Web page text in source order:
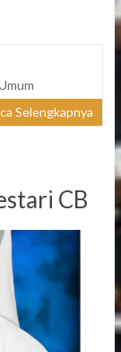
Selengkapnya
CB